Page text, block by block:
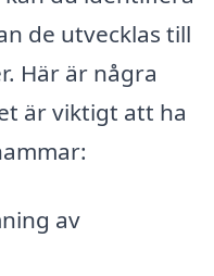
de utvecklas till
Här är några
är viktigt att ha
av